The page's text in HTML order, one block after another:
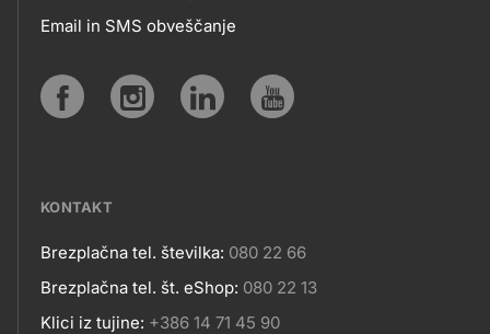
SPLETNA
Email in SMS obveščanje
KONTAKT
Kontakt
Brezplačna tel. številka: 080 22 66
Brezplačna tel. št. eShop: 080 22 13
Klici iz tujine: +386 14 71 45 90